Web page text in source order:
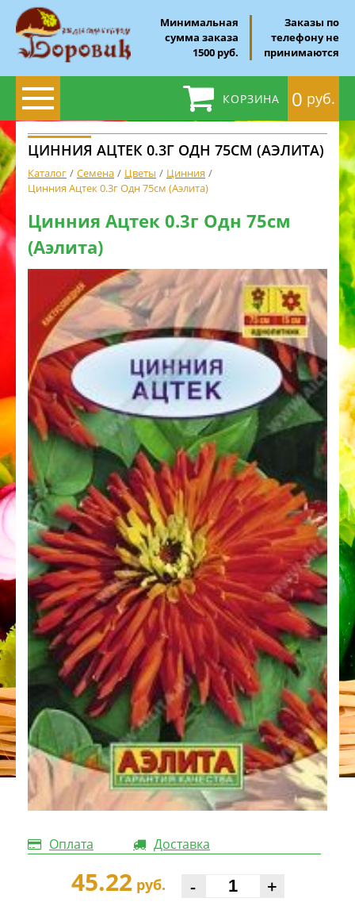
Минимальная
сумма заказа
1500 руб.
Заказы по
телефону не
принимаются
КОРЗИНА 0 руб.
ЦИННИЯ АЦТЕК 0.3Г ОДН 75СМ (АЭЛИТА)
Каталог Семена Цветы
Цинния
Цинния Ацтек 0.3г Одн 75см (Аэлита)
Цинния Ацтек 0.3г Одн 75см
(Аэлита)
Оплата Доставка
45.22руб. - +